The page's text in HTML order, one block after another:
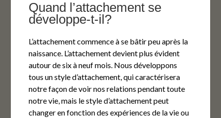
Quand l’attachement se
développe-t-il?
L’attachement commence à se bâtir peu après la
naissance. L’attachement devient plus évident
autour de six à neuf mois. Nous développons
tous un style d’attachement, qui caractérisera
notre façon de voir nos relations pendant toute
notre vie, mais le style d’attachement peut
changer en fonction des expériences de la vie ou